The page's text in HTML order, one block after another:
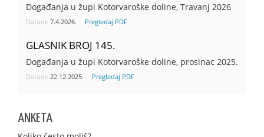
Događanja u župi Kotorvaroške doline, Travanj 2026
Datum: 7.4.2026. Pregledaj PDF
GLASNIK BROJ 145.
Događanja u župi Kotorvaroške doline, prosinac 2025.
Datum: 22.12.2025. Pregledaj PDF
ANKETA